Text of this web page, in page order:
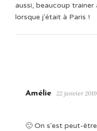
aussi, beaucoup
lorsque j'était à Paris !
Amélie 22 janvier
🙂 On s'est peut-